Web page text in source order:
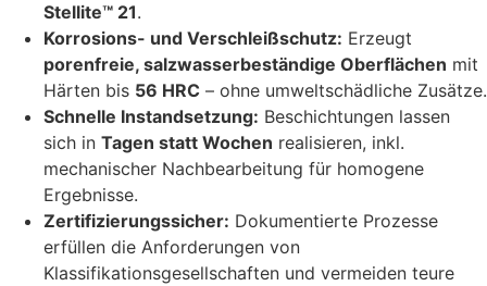
Stellite™ 21.
Korrosions- und Verschleißschutz: Erzeugt
porenfreie, salzwasserbeständige Oberflächen mit
Härten bis 56 HRC – ohne umweltschädliche Zusätze.
Schnelle Instandsetzung: Beschichtungen lassen
sich in Tagen statt Wochen realisieren, inkl.
mechanischer Nachbearbeitung für homogene
Ergebnisse.
Zertifizierungssicher: Dokumentierte Prozesse
erfüllen die Anforderungen von
Klassifikationsgesellschaften und vermeiden teure